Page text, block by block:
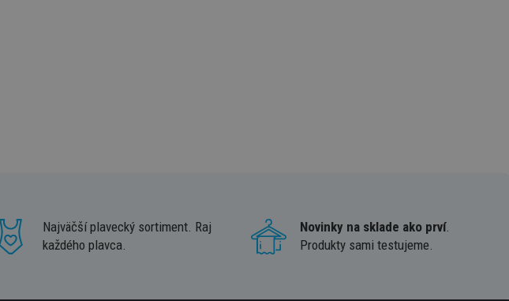
Najväčší plavecký sortiment. Raj
každého plavca.
Novinky na sklade ako prví.
Produkty sami testujeme.